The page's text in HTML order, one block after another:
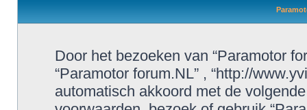
Door het bezoeken van “Paramotor
“Paramotor forum.NL” , “http://
automatisch akkoord met de